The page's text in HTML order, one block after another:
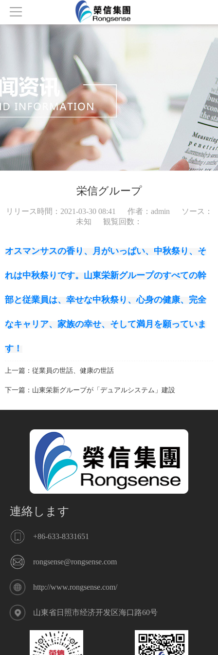
製品
ニュース
名誉
連絡する
栄信グループ
リリース時間：2021-03-30 08:41 作者：admin ソース：
未知 観覧回数：
オスマンサスの香り、月がいっぱい、中秋祭り、そ
れは中秋祭りです。山東栄新グループのすべての幹
部と従業員は、幸せな中秋祭り、心身の健康、完全
なキャリア、家族の幸せ、そして満月を願っていま
す！
上一篇： 従業員の世話、健康の世話
下一篇： 山東栄新グループが「デュアルシステム」建設
連絡します
+86-633-8331651
rongsense@rongsense.com
http://www.rongsense.com/
山東省日照市经济开发区海口路60号